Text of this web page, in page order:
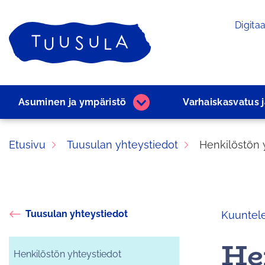
sisältöön
Etusivu
Asuminen ja ­ympäristö
Asuminen
ja
alasivut
Varhaiskasvatus
Etusivu Tuusulan yhteystiedot Henkilöstön
Tuusulan yhteystiedot
Henkilöstön yhteystiedot